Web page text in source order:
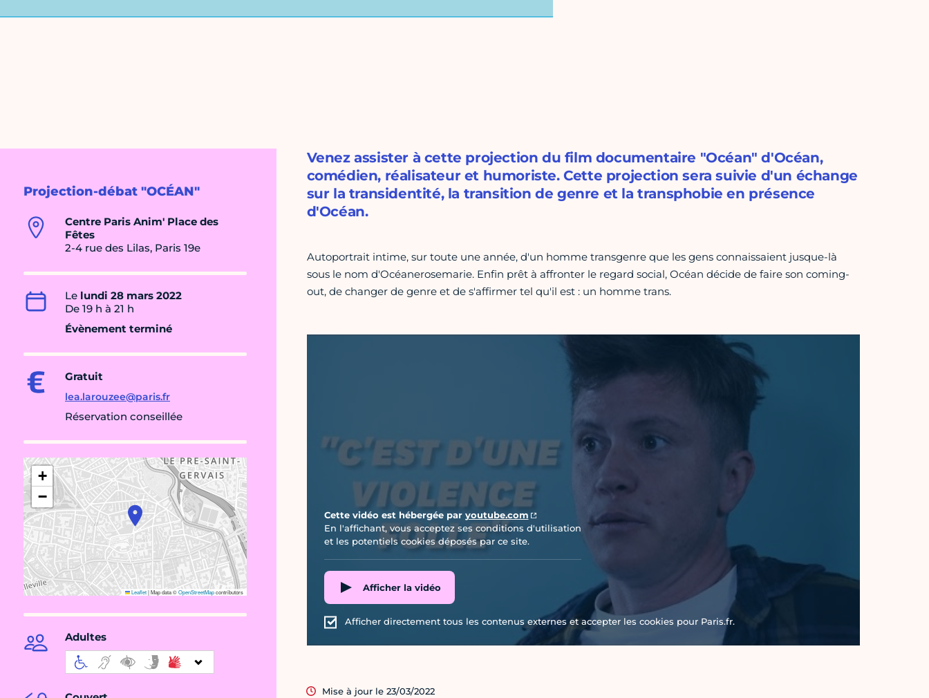
Projection-débat "OCÉAN"
Centre Paris Anim' Place des
Fêtes
2-4 rue des Lilas, Paris 19e
Le lundi 28 mars 2022
De 19 h à 21 h
Évènement terminé
Gratuit
lea.larouzee@paris.fr
Réservation conseillée
+
−
Leaflet|Map data ©OpenStreetMapcontributors
Adultes
Venez assister à cette projection du film documentaire "Océan" d'Océan,
comédien, réalisateur et humoriste. Cette projection sera suivie d'un échange
sur la transidentité, la transition de genre et la transphobie en présence
d'Océan.
Autoportrait intime, sur toute une année, d'un homme transgenre que les gens connaissaient jusque-là
sous le nom d'Océanerosemarie. Enfin prêt à affronter le regard social, Océan décide de faire son coming-
out, de changer de genre et de s'affirmer tel qu'il est : un homme trans.
Cette vidéo est hébergée par youtube.com
En l'affichant, vous acceptez ses conditions d'utilisation
et les potentiels cookies déposés par ce site.
Afficher la vidéo
Afficher directement tous les contenus externes et accepter les cookies pour Paris.fr.
Mise à jour le 23/03/2022